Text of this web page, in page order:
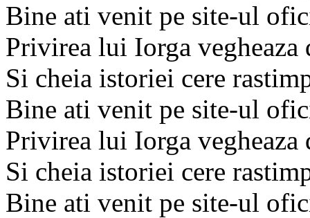
Bine ati venit pe site-ul
Privirea lui Iorga
Si cheia istoriei cere
Bine ati venit pe site-ul
Privirea lui Iorga
Si cheia istoriei cere
Bine ati venit pe site-ul